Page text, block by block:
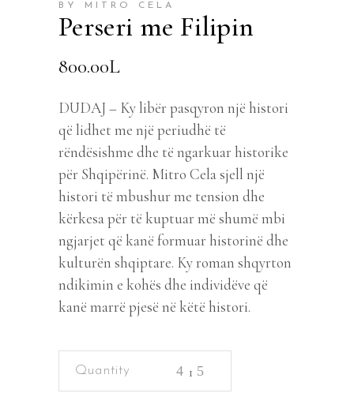
BY MITRO CELA
Perseri me Filipin
800.00L
DUDAJ – Ky libër pasqyron një histori
që lidhet me një periudhë të
rëndësishme dhe të ngarkuar historike
për Shqipërinë. Mitro Cela sjell një
histori të mbushur me tension dhe
kërkesa për të kuptuar më shumë mbi
ngjarjet që kanë formuar historinë dhe
kulturën shqiptare. Ky roman shqyrton
ndikimin e kohës dhe individëve që
kanë marrë pjesë në këtë histori.